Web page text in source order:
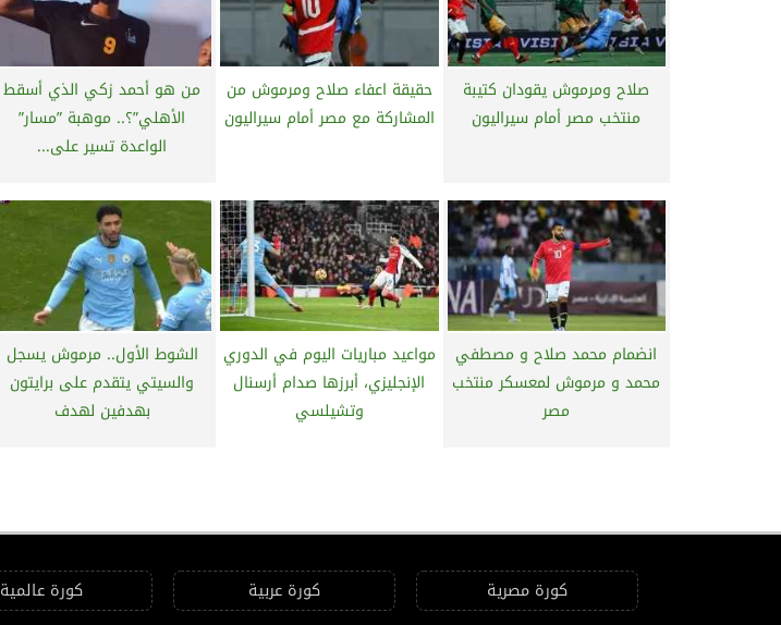
صلاح ومرموش يقودان كتيبة
منتخب مصر أمام سيراليون
حقيقة اعفاء صلاح ومرموش من
المشاركة مع مصر أمام سيراليون
من هو أحمد زكي الذي أسقط
الأهلي”؟.. موهبة ”مسار”
الواعدة تسير على...
انضمام محمد صلاح و مصطفي
محمد و مرموش لمعسكر منتخب
مصر
مواعيد مباريات اليوم في الدوري
الإنجليزي، أبرزها صدام أرسنال
وتشيلسي
الشوط الأول.. مرموش يسجل
والسيتي يتقدم على برايتون
بهدفين لهدف
كورة مصرية كورة عربية كورة عالمية